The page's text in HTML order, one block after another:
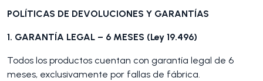
POLÍTICAS DE DEVOLUCIONES Y GARANTÍAS
1. GARANTÍA LEGAL – 6 MESES (Ley 19.496)
Todos los productos cuentan con garantía legal de 6
meses, exclusivamente por fallas de fábrica.